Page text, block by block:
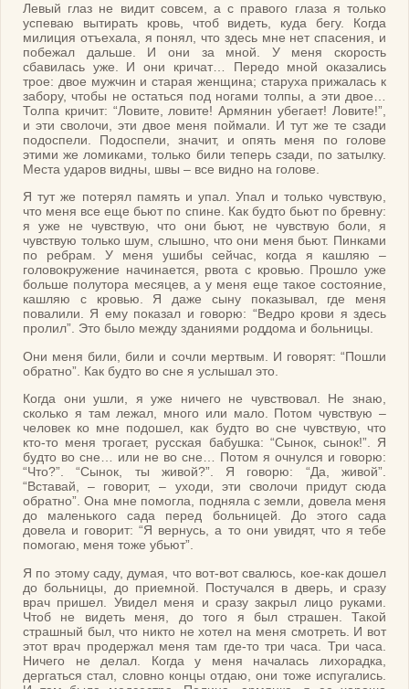
Левый глаз не видит совсем, а с правого глаза я только
успеваю вытирать кровь, чтоб видеть, куда бегу. Когда
милиция отъехала, я понял, что здесь мне нет спасения, и
побежал дальше. И они за мной. У меня скорость
сбавилась уже. И они кричат… Передо мной оказались
трое: двое мужчин и старая женщина; старуха прижалась к
забору, чтобы не остаться под ногами толпы, а эти двое…
Толпа кричит: “Ловите, ловите! Армянин убегает! Ловите!”,
и эти сволочи, эти двое меня поймали. И тут же те сзади
подоспели. Подоспели, значит, и опять меня по голове
этими же ломиками, только били теперь сзади, по затылку.
Места ударов видны, швы – все видно на голове.
Я тут же потерял память и упал. Упал и только чувствую,
что меня все еще бьют по спине. Как будто бьют по бревну:
я уже не чувствую, что они бьют, не чувствую боли, я
чувствую только шум, слышно, что они меня бьют. Пинками
по ребрам. У меня ушибы сейчас, когда я кашляю –
головокружение начинается, рвота с кровью. Прошло уже
больше полутора месяцев, а у меня еще такое состояние,
кашляю с кровью. Я даже сыну показывал, где меня
повалили. Я ему показал и говорю: “Ведро крови я здесь
пролил”. Это было между зданиями роддома и больницы.
Они меня били, били и сочли мертвым. И говорят: “Пошли
обратно”. Как будто во сне я услышал это.
Когда они ушли, я уже ничего не чувствовал. Не знаю,
сколько я там лежал, много или мало. Потом чувствую –
человек ко мне подошел, как будто во сне чувствую, что
кто-то меня трогает, русская бабушка: “Сынок, сынок!”. Я
будто во сне… или не во сне… Потом я очнулся и говорю:
“Что?”. “Сынок, ты живой?”. Я говорю: “Да, живой”.
“Вставай, – говорит, – уходи, эти сволочи придут сюда
обратно”. Она мне помогла, подняла с земли, довела меня
до маленького сада перед больницей. До этого сада
довела и говорит: “Я вернусь, а то они увидят, что я тебе
помогаю, меня тоже убьют”.
Я по этому саду, думая, что вот-вот свалюсь, кое-как дошел
до больницы, до приемной. Постучался в дверь, и сразу
врач пришел. Увидел меня и сразу закрыл лицо руками.
Чтоб не видеть меня, до того я был страшен. Такой
страшный был, что никто не хотел на меня смотреть. И вот
этот врач продержал меня там где-то три часа. Три часа.
Ничего не делал. Когда у меня началась лихорадка,
дергаться стал, словно концы отдаю, они тоже испугались.